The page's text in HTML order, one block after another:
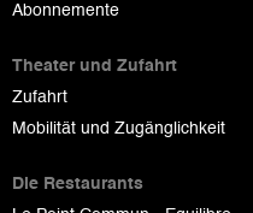
Abonnemente
Theater und Zufahrt
Zufahrt
Mobilität und Zugänglichkeit
Die Restaurants